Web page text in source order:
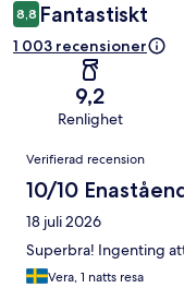
8,8 Fantastiskt
1 003 recensioner
9,2
Renlighet
Recensioner
Verifierad recension
10/10
18 juli 2026
Superbra! Ingenting
Vera, 1 natts resa